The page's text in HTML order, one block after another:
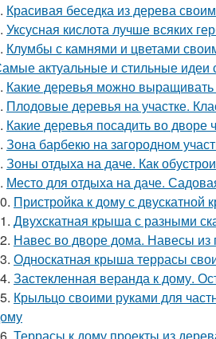
Красивая беседка из дерева
Уксусная кислота лучше всяких
Клумбы с камнями и цветами
актуальные и стильные идеи
Какие деревья можно
Плодовые деревья на участке.
Какие деревья посадить во дворе
Зона барбекю на загородном
Зоны отдыха на даче. Как
Место для отдыха на даче.
Пристройка к дому с
Двухскатная крыша с разными
Навес во дворе дома. Навесы из
Односкатная крыша террасы
Застекленная веранда к дому.
Крыльцо своими руками для